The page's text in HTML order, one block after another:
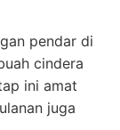
pendar di
cindera
ini amat
juga